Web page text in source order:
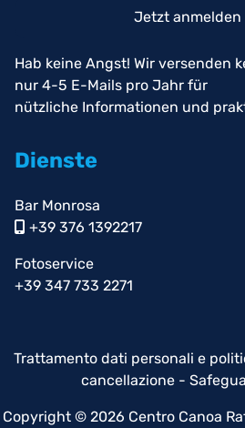
Jetzt anmelden
Hab keine Angst! Wir versenden
nur 4-5 E-Mails pro Jahr für
nützliche Informationen und
Dienste
Bar Monrosa
+39 376 1392217
Fotoservice
+39 347 733 2271
Trattamento dati personali e
cancellazione -
Copyright © 2026 Centro Canoa